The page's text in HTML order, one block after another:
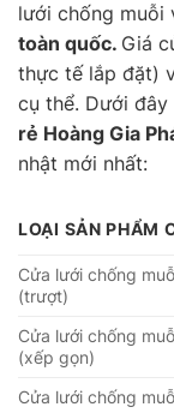
lưới chống muỗi
toàn quốc. Giá
thực tế lắp đặt)
cụ thể. Dưới đây
rẻ Hoàng Gia
nhật mới nhất:
LOẠI SẢN PHẨM
Cửa lưới chống
(trượt)
Cửa lưới chống
(xếp gọn)
Cửa lưới chống